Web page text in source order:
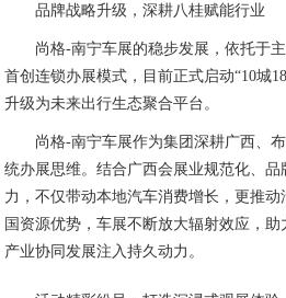
品牌战略升级，深耕八桂赋能行业
尚格-南宁车展的稳步发展，依托于
首创连锁办展模式，目前正式启动“10城
升级为未来出行生态聚合平台。
尚格-南宁车展作为集团深耕广西、
统办展思维。结合广西会展业规范化、
力，不仅带动本地汽车消费增长，更推
国资源优势，车展不断放大辐射效应，
产业协同发展注入持久动力。